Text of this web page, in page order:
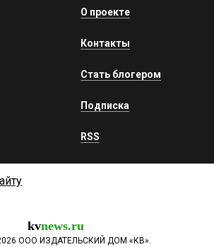
О проекте
Контакты
Стать блогером
Подписка
RSS
kvnews.ru
ООО ИЗДАТЕЛЬСКИЙ ДОМ «КВ».